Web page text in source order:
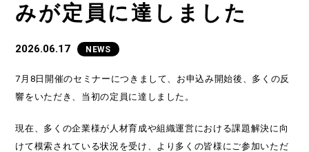
みが定員に達しました
2026.06.17 NEWS
7月8日開催のセミナーにつきまして、お申込み開始後、多くの反
響をいただき、当初の定員に達しました。
現在、多くの企業様が人材育成や組織運営における課題解決に向
けて模索されている状況を受け、より多くの皆様にご参加いただ